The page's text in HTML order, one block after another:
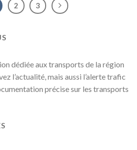
2 3
dédiée aux transports de la région
l’actualité, mais aussi l’alerte trafic
précise sur les transports